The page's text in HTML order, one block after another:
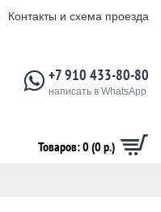
Контакты и схема проезда
+7 910 433-80-80
написать в WhatsApp
Товаров: 0 (0 р.)